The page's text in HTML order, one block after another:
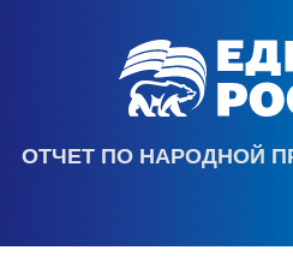
ОТЧЕТ ПО НАРОДНОЙ